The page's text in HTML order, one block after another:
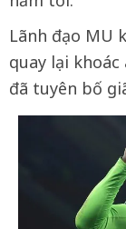
Lãnh đạo MU
quay lại
đã tuyên bố